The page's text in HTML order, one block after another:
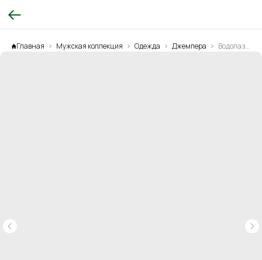
Главная Мужская коллекция Одежда Джемпера Водолазка с принтом